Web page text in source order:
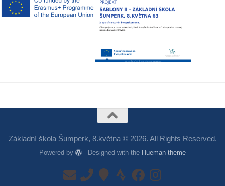
Základní škola Šumperk, 8.května © 2026. All Rights Reserved.
Powered by - Designed with the Hueman theme